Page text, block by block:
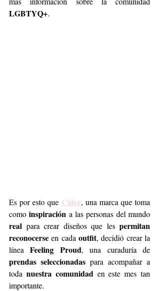
LGBTYQ+.
Es por esto que Cider, una marca que toma
como inspiración
real para crear diseños que les permitan
reconocerse en cada outfit, decidió crear la
línea Feeling Proud
prendas seleccionadas para acompañar a
toda nuestra comunidad en este mes tan
importante.